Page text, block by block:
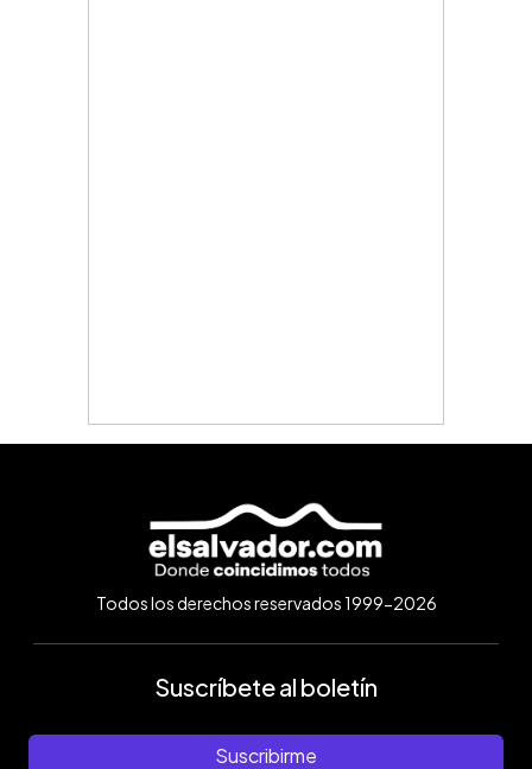
Todos los derechos reservados 1999-2026
Suscríbete al boletín
Suscribirme